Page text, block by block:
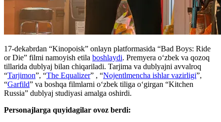
17-dekabrdan “Kinopoisk” onlayn platformasida “Bad Boys: Ride
or Die” filmi namoyish etila boshlaydi. Premyera oʻzbek va qozoq
tillarida dublyaj bilan chiqariladi. Tarjima va dublyajni avvalroq
“Tarjimon”, “The Equalizer” , “Nojentlmencha ishlar vazirligi”,
“Garfild” va boshqa filmlarni oʻzbek tiliga oʻgirgan “Kitchen
Russia” dublyaj studiyasi amalga oshirdi.
Personajlarga quyidagilar ovoz berdi: